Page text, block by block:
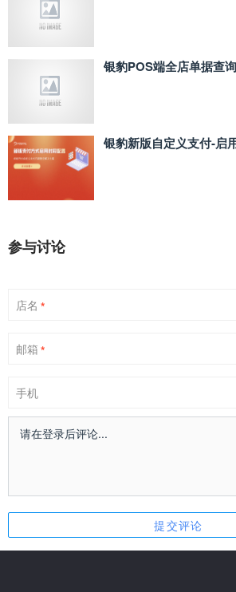
银豹POS端全店单据查询
银豹新版自定义支付‑启
参与讨论
店名 *
邮箱 *
手机